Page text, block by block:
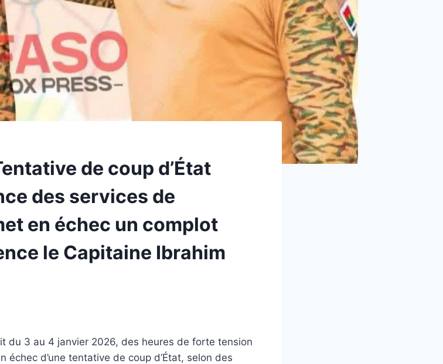
de coup d’État
des services de
en échec un complot
le Capitaine Ibrahim
du 3 au 4 janvier 2026, des heures de forte tension
échec d’une tentative de coup d’État, selon des